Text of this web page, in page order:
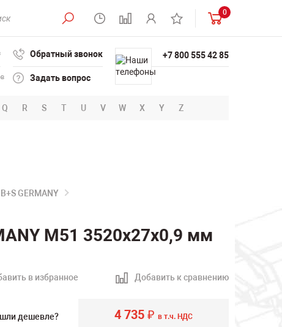
0
Обратный звонок
Задать вопрос
+7 800 555 42 85
Q R S T U V W X Y Z
GERMANY
M51 3520х27х0,9 мм
в избранное Добавить к сравнению
дешевле? 4 735 ₽ в т.ч. НДС